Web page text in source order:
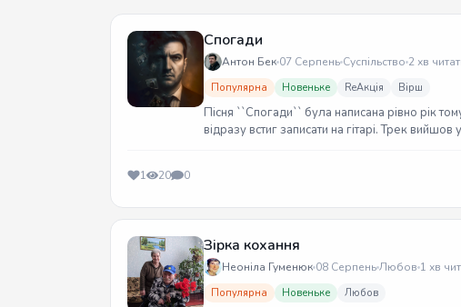
Спогади
Антон Бек 07 Серпень Суспільство 2 хв
Популярна Новеньке ReАкція Вірш
Пісня ``Спогади`` була написана рівно рік
відразу встиг записати на гітарі. Трек
1 20 0
Зірка кохання
Неоніла Гуменюк 08 СерпеньЛюбов 1 хв
Популярна Новеньке Любов